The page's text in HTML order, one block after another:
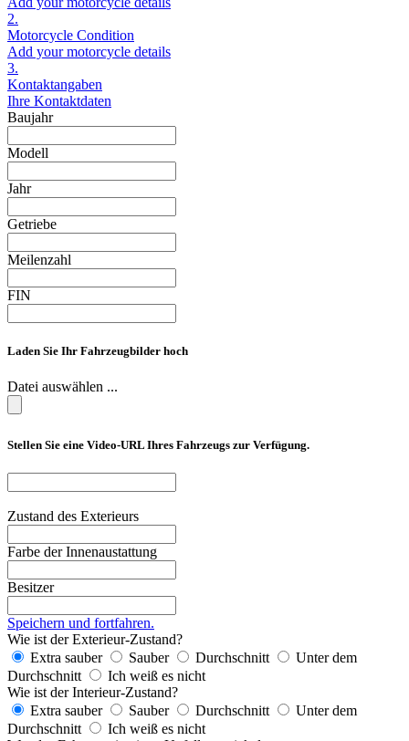
2.
Motorcycle Condition
Add your motorcycle details
3.
Kontaktangaben
Ihre Kontaktdaten
Baujahr
Modell
Jahr
Getriebe
Meilenzahl
FIN
Laden Sie Ihr Fahrzeugbilder hoch
Datei auswählen ...
Stellen Sie eine Video-URL Ihres Fahrzeugs zur Verfügung.
Zustand des Exterieurs
Farbe der Innenaustattung
Besitzer
Speichern und fortfahren.
Wie ist der Exterieur-Zustand?
Extra sauber
Sauber Durchschnitt
Unter dem
Durchschnitt
Ich weiß es nicht
Wie ist der Interieur-Zustand?
Extra sauber
Sauber Durchschnitt
Unter dem
Durchschnitt
Ich weiß es nicht